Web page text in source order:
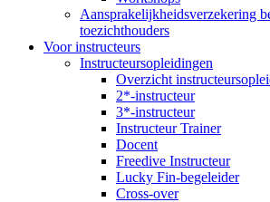
Aansprakelijkheidsverzekering
toezichthouders
Voor instructeurs
Instructeursopleidingen
Overzicht
2*-instructeur
3*-instructeur
Instructeur Trainer
Docent
Freedive Instructeur
Lucky Fin-begeleider
Cross-over